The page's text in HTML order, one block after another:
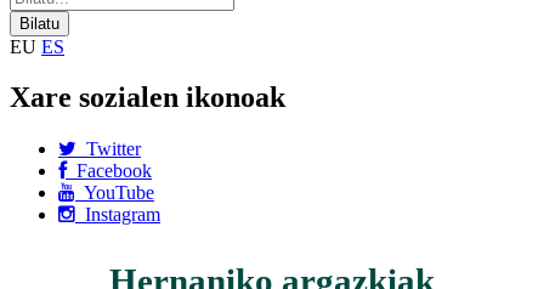
EU ES
Xare sozialen ikonoak
Twitter
Facebook
YouTube
Instagram
Hernaniko argazkiak